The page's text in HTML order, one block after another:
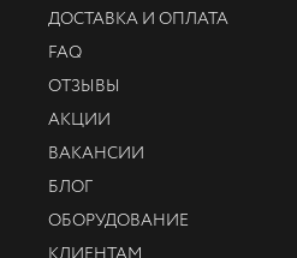
ДОСТАВКА И ОПЛАТА
FAQ
ОТЗЫВЫ
АКЦИИ
ВАКАНСИИ
БЛОГ
ОБОРУДОВАНИЕ